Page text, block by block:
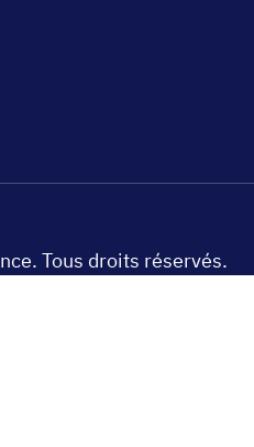
Tous droits réservés.